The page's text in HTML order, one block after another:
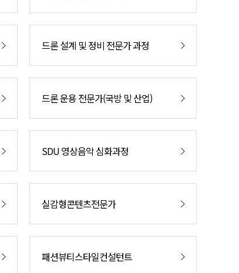
드론 설계 및 정비 전문가 과정
드론 운용 전문가(국방 및 산업)
SDU 영상음악 심화과정
실감형콘텐츠전문가
패션뷰티스타일컨설턴트